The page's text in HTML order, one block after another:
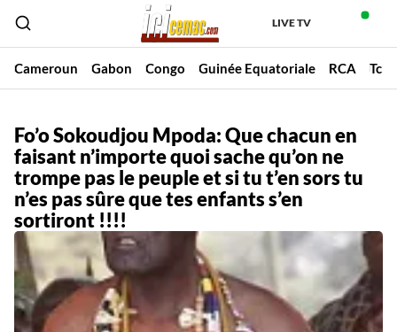
LIVE TV
Cameroun Gabon Congo Guinée Equatoriale RCA
Fo’o Sokoudjou Mpoda: Que chacun en
faisant n’importe quoi sache qu’on ne
trompe pas le peuple et si tu t’en sors tu
n’es pas sûre que tes enfants s’en
sortiront !!!!